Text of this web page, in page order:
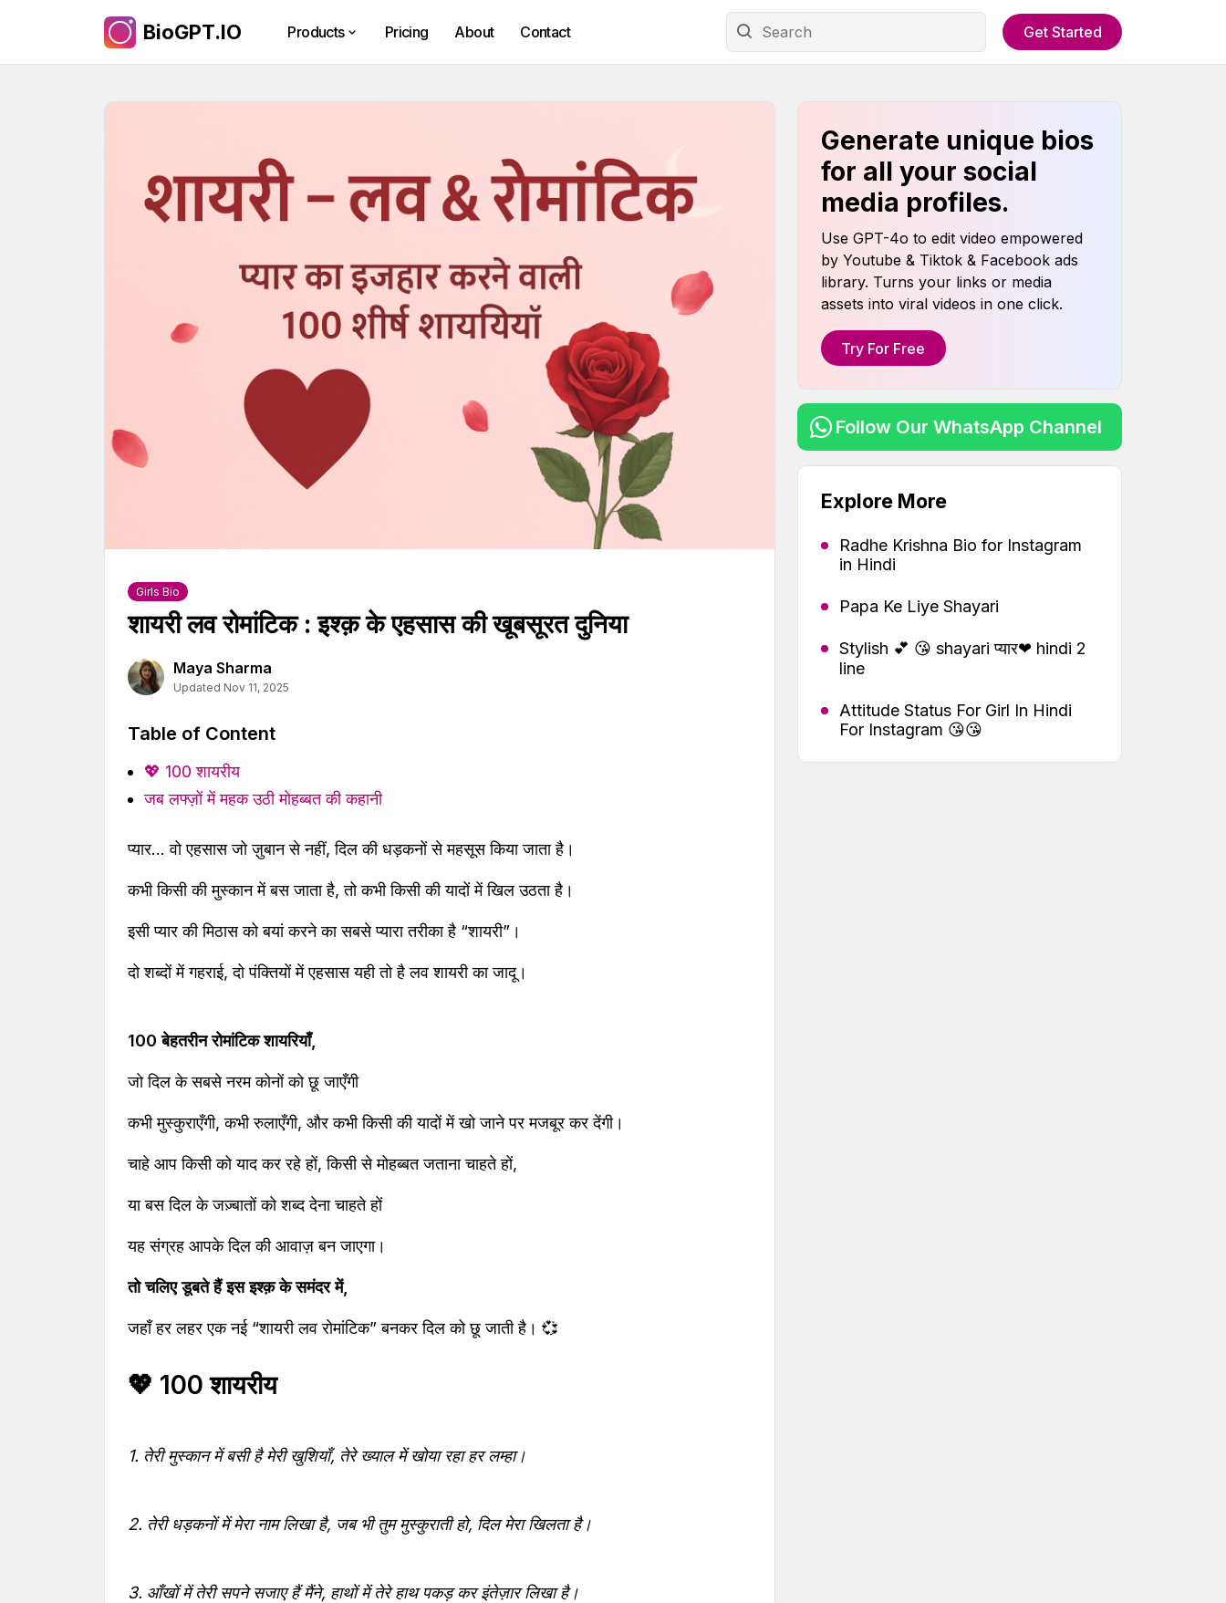
BioGPT.IO Products Pricing About Contact Get Started
Girls Bio
शायरी लव रोमांटिक : इश्क़ के एहसास की खूबसूरत दुनिया
Maya Sharma
Updated Nov 11, 2025
Table of Content
💖 100 शायरीय
जब लफ्ज़ों में महक उठी मोहब्बत की कहानी
प्यार… वो एहसास जो ज़ुबान से नहीं, दिल की धड़कनों से महसूस किया जाता है।
कभी किसी की मुस्कान में बस जाता है, तो कभी किसी की यादों में खिल उठता है।
इसी प्यार की मिठास को बयां करने का सबसे प्यारा तरीका है “शायरी”।
दो शब्दों में गहराई, दो पंक्तियों में एहसास यही तो है लव शायरी का जादू।
100 बेहतरीन रोमांटिक शायरियाँ,
जो दिल के सबसे नरम कोनों को छू जाएँगी
कभी मुस्कुराएँगी, कभी रुलाएँगी, और कभी किसी की यादों में खो जाने पर मजबूर कर देंगी।
चाहे आप किसी को याद कर रहे हों, किसी से मोहब्बत जताना चाहते हों,
या बस दिल के जज़्बातों को शब्द देना चाहते हों
यह संग्रह आपके दिल की आवाज़ बन जाएगा।
तो चलिए डूबते हैं इस इश्क़ के समंदर में,
जहाँ हर लहर एक नई “शायरी लव रोमांटिक” बनकर दिल को छू जाती है। 💞
💖 100 शायरीय
1. तेरी मुस्कान में बसी है मेरी खुशियाँ, तेरे ख्याल में खोया रहा हर लम्हा।
2. तेरी धड़कनों में मेरा नाम लिखा है, जब भी तुम मुस्कुराती हो, दिल मेरा खिलता है।
3. आँखों में तेरी सपने सजाए हैं मैंने, हाथों में तेरे हाथ पकड़ कर इंतेज़ार लिखा है।
Generate unique bios
for all your social
media profiles.
Use GPT-4o to edit video empowered
by Youtube & Tiktok & Facebook ads
library. Turns your links or media
assets into viral videos in one click.
Try For Free
Follow Our WhatsApp Channel
Explore More
Radhe Krishna Bio for Instagram
in Hindi
Papa Ke Liye Shayari
Stylish 💕 😘 shayari प्यार❤ hindi 2
line
Attitude Status For Girl In Hindi
For Instagram 😘😘